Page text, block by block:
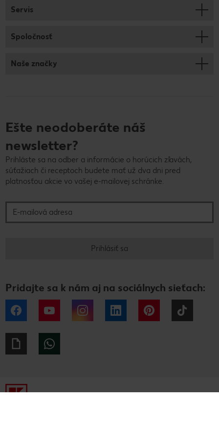
Servis
Spoločnosť
Naše značky
Ešte neodoberáte náš
newsletter?
Prihláste sa na odber a informácie o horúcich zľavách,
súťažiach či receptoch budete mať už dva dni pred
platnosťou akcie vo vašej e-mailovej schránke.
Prihlásiť sa
Pridajte sa k nám aj na sociálnych sieťach:
Facebook YouTube Instagram LinkedIn Pinterest
Giphy